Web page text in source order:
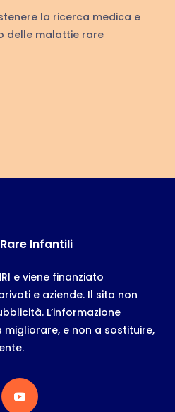
la ricerca medica e
delle malattie rare
Infantili
e viene finanziato
e aziende. Il sito non
L’informazione
e non a sostituire,